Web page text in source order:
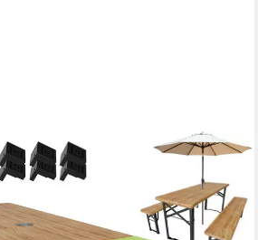
3-tlg., Bierzeltgarnitur), Wetter & UV-
Tannenholz, Bodenschoner